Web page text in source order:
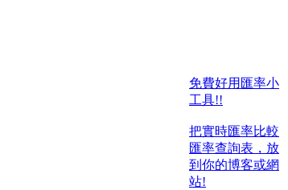
免費好用匯率小
工具!!
把實時匯率比較
匯率查詢表，放
到你的博客或網
站!